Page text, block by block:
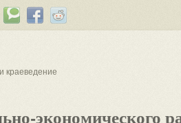
краеведение
экономического